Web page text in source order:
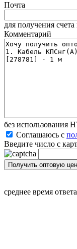
Почта
для получения
Комментарий
без иcпользования
Соглашаюсь с
Введите число с
среднее время